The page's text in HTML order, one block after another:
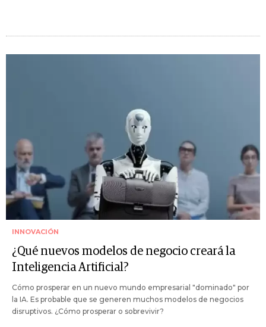
INNOVACIÓN
¿Qué nuevos modelos de negocio creará la
Inteligencia Artificial?
Cómo prosperar en un nuevo mundo empresarial "dominado" por
la IA. Es probable que se generen muchos modelos de negocios
disruptivos. ¿Cómo prosperar o sobrevivir?